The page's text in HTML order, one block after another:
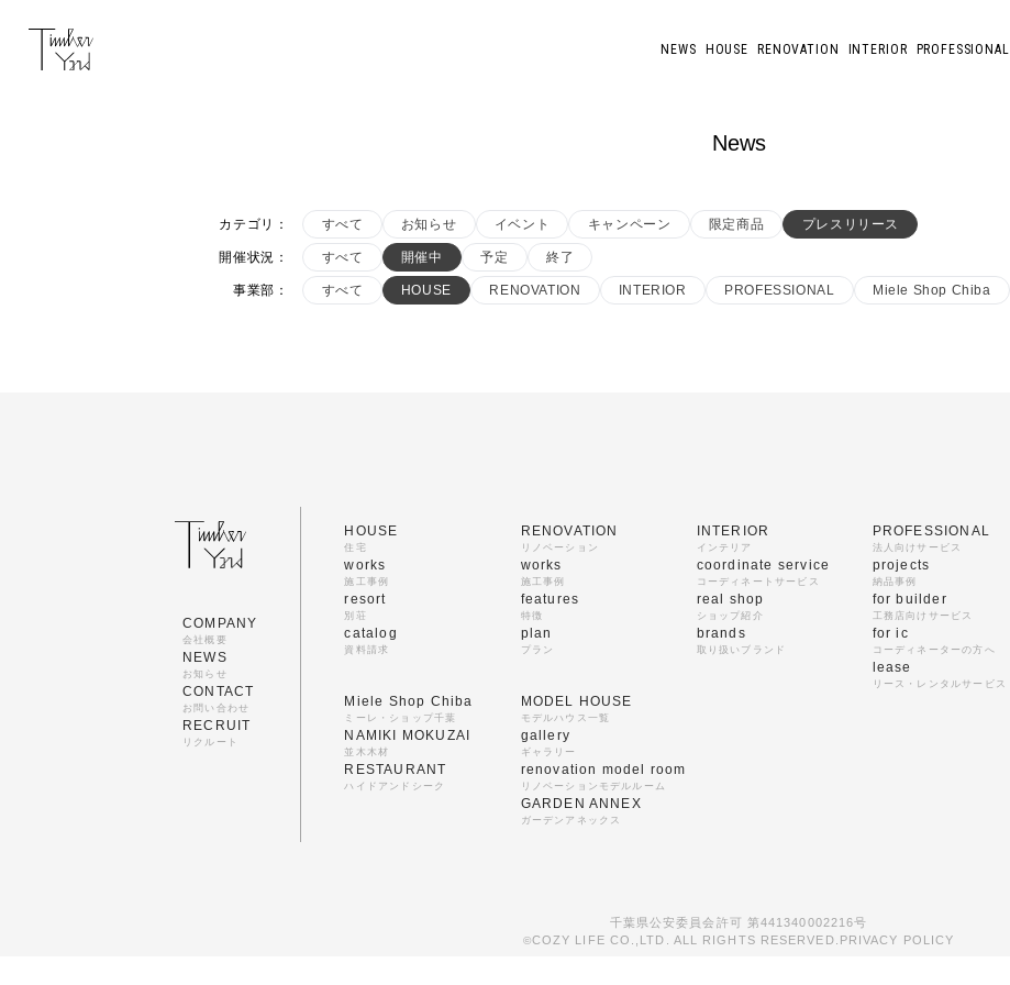
NEWS HOUSE RENOVATION INTERIOR PROFESSIONAL
News
カテゴリ ： すべて お知らせ イベント キャンペーン 限定商品 プレスリリース
開催状況 ： すべて 開催中 予定 終了
事業部 ： すべて HOUSE RENOVATION INTERIOR PROFESSIONAL Miele Shop Chiba
COMPANY
会社概要
NEWS
お知らせ
CONTACT
お問い合わせ
RECRUIT
リクルート
HOUSE
住宅
works
施工事例
resort
別荘
catalog
資料請求
RENOVATION
リノベーション
works
施工事例
features
特徴
plan
プラン
INTERIOR
インテリア
coordinate service
コーディネートサービス
real shop
ショップ紹介
brands
取り扱いブランド
PROFESSIONAL
法人向けサービス
projects
納品事例
for builder
工務店向けサービス
for ic
コーディネーターの方へ
lease
リース・レンタルサービス
Miele Shop Chiba
ミーレ・ショップ千葉
NAMIKI MOKUZAI
並木木材
RESTAURANT
ハイドアンドシーク
MODEL HOUSE
モデルハウス一覧
gallery
ギャラリー
renovation model room
リノベーションモデルルーム
GARDEN ANNEX
ガーデンアネックス
千葉県公安委員会許可 第441340002216号
©COZY LIFE CO.,LTD. ALL RIGHTS RESERVED. PRIVACY POLICY